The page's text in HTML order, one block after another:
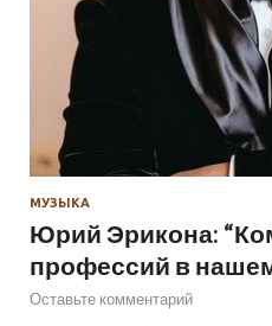
МУЗЫКА
Юрий Эрикона:
профессий в
Оставьте комментарий